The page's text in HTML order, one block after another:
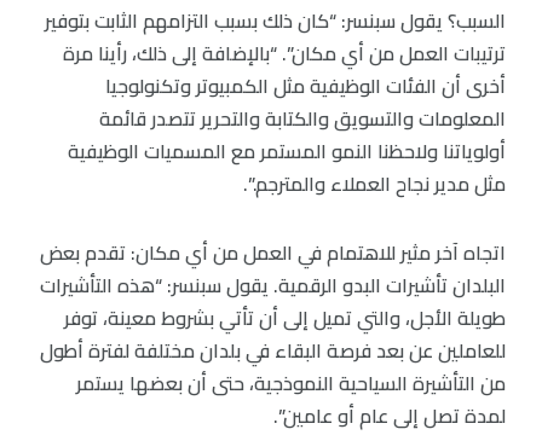
السبب؟ يقول سبنسر: “كان ذلك بسبب التزامهم الثابت بتوفير
ترتيبات العمل من أي مكان”. “بالإضافة إلى ذلك، رأينا مرة
أخرى أن الفئات الوظيفية مثل الكمبيوتر وتكنولوجيا
المعلومات والتسويق والكتابة والتحرير تتصدر قائمة
أولوياتنا ولاحظنا النمو المستمر مع المسميات الوظيفية
مثل مدير نجاح العملاء والمترجم.”.
اتجاه آخر مثير للاهتمام في العمل من أي مكان: تقدم بعض
البلدان تأشيرات البدو الرقمية. يقول سبنسر: “هذه التأشيرات
طويلة الأجل، والتي تميل إلى أن تأتي بشروط معينة، توفر
للعاملين عن بعد فرصة البقاء في بلدان مختلفة لفترة أطول
من التأشيرة السياحية النموذجية، حتى أن بعضها يستمر
لمدة تصل إلى عام أو عامين”.